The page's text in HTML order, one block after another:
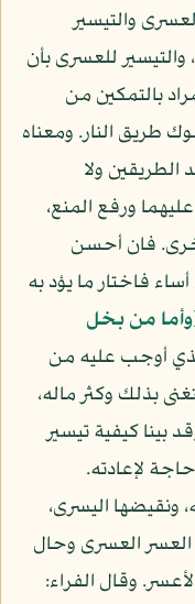
والتيسير
للعسرى بأن
بالتمكين من
طريق النار. ومعناه
ولا
ورفع المنع،
فان أحسن
أساء فاختار ما يؤد به
من بخل
أوجب عليه من
بذلك وكثر ماله،
بينا كيفية تيسير
لإعادته.
ونقيضها اليسرى،
العسرى وحال
وقال الفراء: